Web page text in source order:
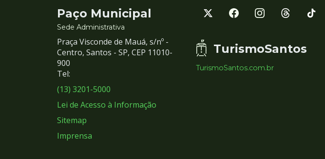
Contato
e
Redes
Sociais
Paço Municipal
Sede Administrativa
Praça Visconde de Mauá, s/nº -
Centro, Santos - SP, CEP 11010-
900
Tel:
(13) 3201-5000
Lei de Acesso à Informação
Sitemap
Imprensa
TurismoSantos
TurismoSantos.com.br